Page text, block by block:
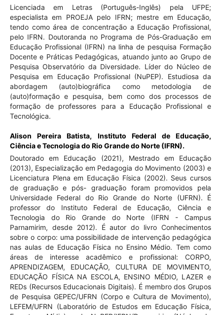
Licenciada em Letras (Português-Inglês) pela UFPE;
especialista em PROEJA pelo IFRN; mestre em Educação,
tendo como área de concentração a Educação Profissional,
pelo IFRN. Doutoranda no Programa de Pós-Graduação em
Educação Profissional (IFRN) na linha de pesquisa Formação
Docente e Práticas Pedagógicas, atuando junto ao Grupo de
Pesquisa Observatório da Diversidade. Líder do Núcleo de
Pesquisa em Educação Profissional (NuPEP). Estudiosa da
abordagem (auto)biográfica como metodologia de
(auto)formação e pesquisa, bem como dos processos de
formação de professores para a Educação Profissional e
Tecnológica.
Alison Pereira Batista, Instituto Federal de Educação,
Ciência e Tecnologia do Rio Grande do Norte (IFRN).
Doutorado em Educação (2021), Mestrado em Educação
(2013), Especialização em Pedagogia do Movimento (2003) e
Licenciatura Plena em Educação Física (2002). Seus cursos
de graduação e pós- graduação foram promovidos pela
Universidade Federal do Rio Grande do Norte (UFRN). É
professor do Instituto Federal de Educação, Ciência e
Tecnologia do Rio Grande do Norte (IFRN - Campus
Parnamirim, desde 2012). É autor do livro Conhecimentos
sobre o corpo: uma possibilidade de intervenção pedagógica
nas aulas de Educação Física no Ensino Médio. Tem como
áreas de interesse acadêmico e profissional: CORPO,
APRENDIZAGEM, EDUCAÇÃO, CULTURA DE MOVIMENTO,
EDUCAÇÃO FÍSICA NA ESCOLA, ENSINO MÉDIO, LAZER e
REDs (Recursos Educacionais Digitais). É membro dos Grupos
de Pesquisa GEPEC/UFRN (Corpo e Cultura de Movimento),
LEFEM/UFRN (Laboratório de Estudos em Educação Física,